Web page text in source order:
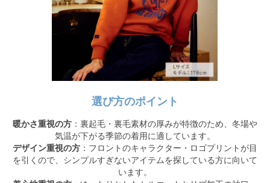
選び方のポイント
暖かさ重視の方 ：裏起毛・裏毛素材の厚みが特徴のため、冬場や
気温が下がる季節の着用に適しています。
デザイン重視の方 ：フロントのキャラクター・ロゴプリントが目
を引くので、シンプルすぎないアイテムを探している方に向いて
います。